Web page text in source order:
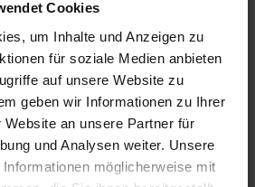
Cookies
um Inhalte und Anzeigen zu
für soziale Medien anbieten
auf unsere Website zu
geben wir Informationen zu Ihrer
Website an unsere Partner für
und Analysen weiter. Unsere
möglicherweise mit
unter Rund um die Reise bei
vtours
.
aufmerksam machen, dass Sie am
(örtliche Abweichung vorbehalten) in
An Ihrem Abreisetag können
(örtliche Abweichung vorbehalten)
Sie, dass es bei Nur-Hotel-
kann, dass der Hotelier einen